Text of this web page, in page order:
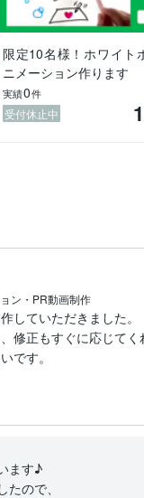
約率UP！
！
まで見てしまう
動画より15％理解度UP
を一緒に解決しましょ
とを実現したい」な
限定10名様！ホワイト
ニメーション作ります
実績0件
受付休止中
ン・PR動画制作
していただきました。
修正もすぐに応じてく
です。
ます♪
ので、